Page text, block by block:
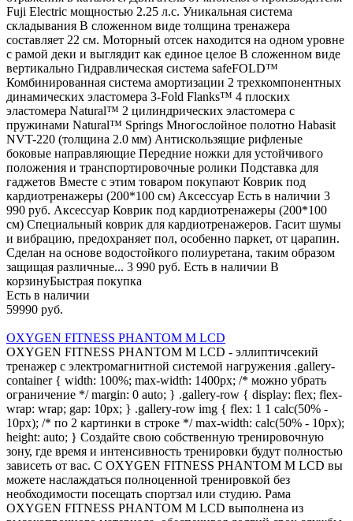
Fuji Electric мощностью 2.25 л.с. Уникальная система
складывания В сложенном виде толщина тренажера
составляет 22 см. Моторный отсек находится на одном уровне
с рамой деки и выглядит как единое целое В сложенном виде
вертикально Гидравлическая система safeFOLD™
Комбинированная система амортизации 2 трехкомпонентных
динамических эластомера 3-Fold Flanks™ 4 плоских
эластомера Natural™ 2 цилиндрических эластомера с
пружинами Natural™ Springs Многослойное полотно Habasit
NVT-220 (толщина 2.0 мм) Антискользящие рифленые
боковые направляющие Передние ножки для устойчивого
положения и транспортировочные ролики Подставка для
гаджетов Вместе с этим товаром покупают Коврик под
кардиотренажеры (200*100 см) Аксессуар Есть в наличии 3
990 руб. Аксессуар Коврик под кардиотренажеры (200*100
см) Специальный коврик для кардиотренажеров. Гасит шумы
и вибрацию, предохраняет пол, особенно паркет, от царапин.
Сделан на основе водостойкого полиуретана, таким образом
защищая различные... 3 990 руб. Есть в наличии В
корзинуБыстрая покупка
Есть в наличии
59990 руб.
OXYGEN FITNESS PHANTOM M LCD
OXYGEN FITNESS PHANTOM M LCD - эллиптичсекий
тренажер с электромагнитной системой нагружения .gallery-
container { width: 100%; max-width: 1400px; /* можно убрать
ограничение */ margin: 0 auto; } .gallery-row { display: flex; flex-
wrap: wrap; gap: 10px; } .gallery-row img { flex: 1 1 calc(50% -
10px); /* по 2 картинки в строке */ max-width: calc(50% - 10px);
height: auto; } Создайте свою собственную тренировочную
зону, где время и интенсивность тренировки будут полностью
зависеть от вас. С OXYGEN FITNESS PHANTOM M LCD вы
можете наслаждаться полноценной тренировкой без
необходимости посещать спортзал или студию. Рама
OXYGEN FITNESS PHANTOM M LCD выполнена из